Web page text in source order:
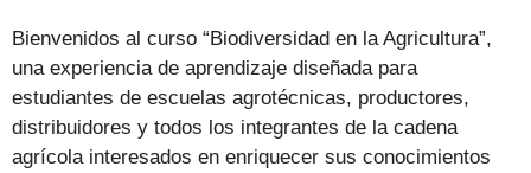
Bienvenidos al curso “Biodiversidad en la Agricultura”,
una experiencia de aprendizaje diseñada para
estudiantes de escuelas agrotécnicas, productores,
distribuidores y todos los integrantes de la cadena
agrícola interesados en enriquecer sus conocimientos